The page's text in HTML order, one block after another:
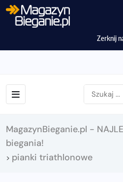
Zerknij
MagazynBieganie.pl -
biegania!
> pianki triathlonowe